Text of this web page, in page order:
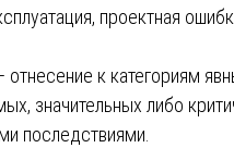
проектная
отнесение к категориям
значительных либо
последствиями.